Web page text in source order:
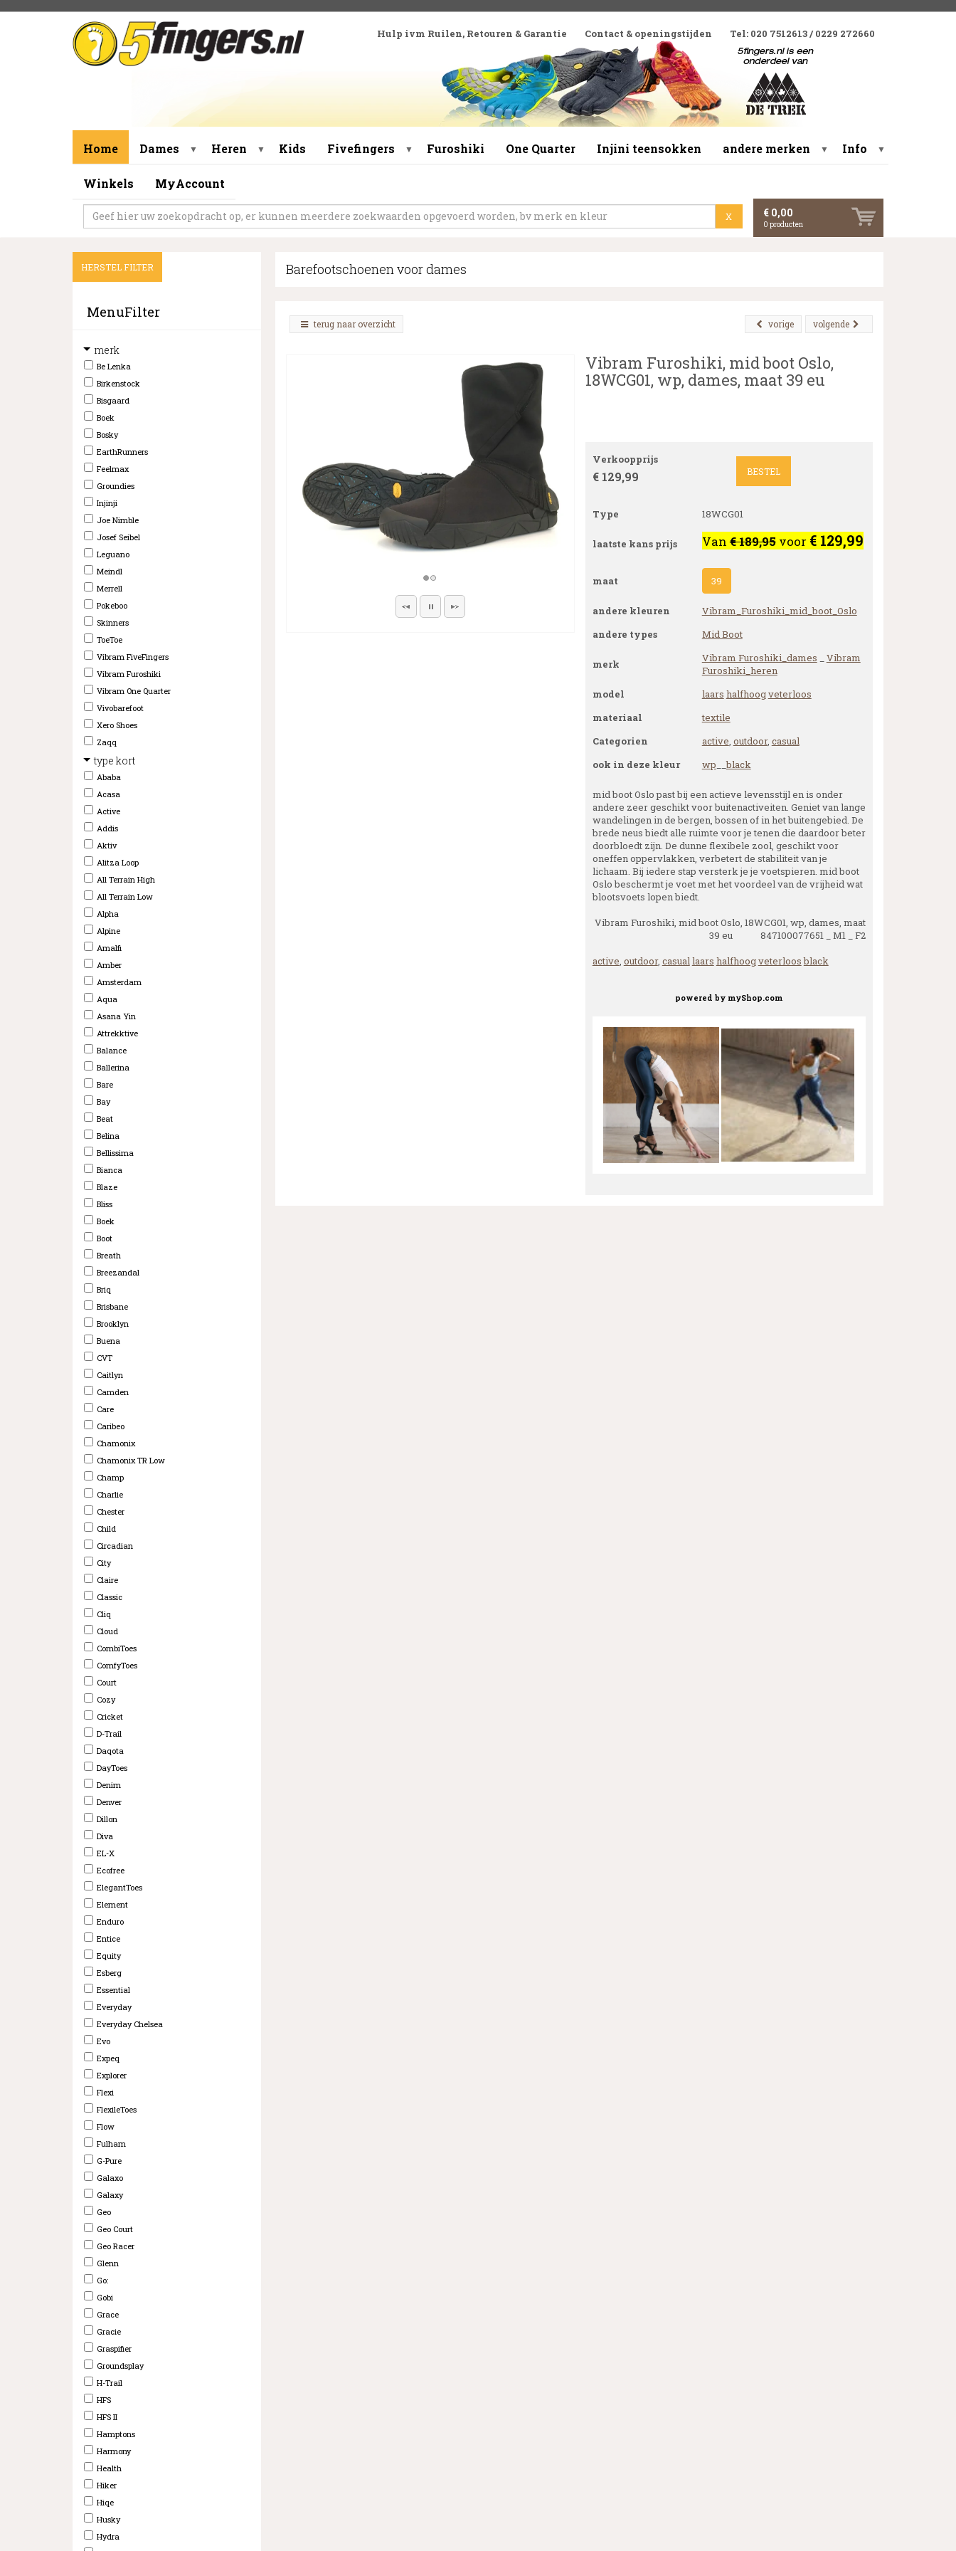
Hulp ivm Ruilen, Retouren & Garantie Contact & openingstijden Tel: 020 7512613 / 0229 272660
Home Dames ▼ Heren ▼ Kids Fivefingers ▼ Furoshiki One Quarter Injini teensokken andere merken ▼ Info ▼
Winkels MyAccount
X € 0,00
0 producten
HERSTEL FILTER
MenuFilter
merk
Be Lenka
Birkenstock
Bisgaard
Boek
Bosky
EarthRunners
Feelmax
Groundies
Injinji
Joe Nimble
Josef Seibel
Leguano
Meindl
Merrell
Pokeboo
Skinners
ToeToe
Vibram FiveFingers
Vibram Furoshiki
Vibram One Quarter
Vivobarefoot
Xero Shoes
Zaqq
type kort
Ababa
Acasa
Active
Addis
Aktiv
Alitza Loop
All Terrain High
All Terrain Low
Alpha
Alpine
Amalfi
Amber
Amsterdam
Aqua
Asana Yin
Attrekktive
Balance
Ballerina
Bare
Bay
Beat
Belina
Bellissima
Bianca
Blaze
Bliss
Boek
Boot
Breath
Breezandal
Briq
Brisbane
Brooklyn
Buena
CVT
Caitlyn
Camden
Care
Caribeo
Chamonix
Chamonix TR Low
Champ
Charlie
Chester
Child
Circadian
City
Claire
Classic
Cliq
Cloud
CombiToes
ComfyToes
Court
Cozy
Cricket
D-Trail
Daqota
DayToes
Denim
Denver
Dillon
Diva
EL-X
Ecofree
ElegantToes
Element
Enduro
Entice
Equity
Esberg
Essential
Everyday
Everyday Chelsea
Evo
Expeq
Explorer
Flexi
FlexileToes
Flow
Fulham
G-Pure
Galaxo
Galaxy
Geo
Geo Court
Geo Racer
Glenn
Go:
Gobi
Grace
Gracie
Graspifier
Groundsplay
H-Trail
HFS
HFS II
Hamptons
Harmony
Health
Hiker
Hiqe
Husky
Hydra
Barefootschoenen voor dames
terug naar overzicht volgende
vorige
Vibram Furoshiki, mid boot Oslo,
18WCG01, wp, dames, maat 39 eu
Verkoopprijs
€ 129,99 BESTEL
Type 18WCG01
laatste kans prijs Van€ 189,95voor € 129,99
maat 39
andere kleuren
Vibram_Furoshiki_mid_boot_Oslo
andere types
Mid Boot
merk Vibram Furoshiki_dames
Vibram
Furoshiki_heren
model
laars halfhoogveterloos
materiaal
textile
Categorien
active, outdoor, casual
ook in deze kleur
wp __black
mid boot Oslo past bij een actieve levensstijl en is onder
andere zeer geschikt voor buitenactiveiten. Geniet van lange
wandelingen in de bergen, bossen of in het buitengebied. De
brede neus biedt alle ruimte voor je tenen die daardoor beter
doorbloedt zijn. De dunne flexibele zool, geschikt voor
oneffen oppervlakken, verbetert de stabiliteit van je
lichaam. Bij iedere stap versterk je je voetspieren. mid boot
Oslo beschermt je voet met het voordeel van de vrijheid wat
blootsvoets lopen biedt.
Vibram Furoshiki, mid boot Oslo, 18WCG01, wp, dames, maat
39 eu 847100077651 _ M1 _ F2
active, outdoor, casuallaars halfhoogveterloos black
powered by myShop.com